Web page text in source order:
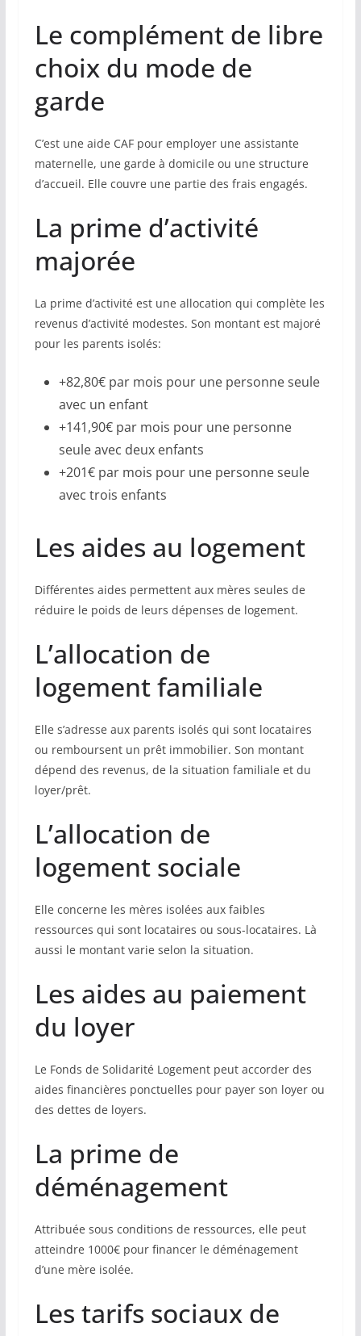
Le complément de libre
choix du mode de
garde
C’est une aide CAF pour employer une assistante
maternelle, une garde à domicile ou une structure
d’accueil. Elle couvre une partie des frais engagés.
La prime d’activité
majorée
La prime d’activité est une allocation qui complète les
revenus d’activité modestes. Son montant est majoré
pour les parents isolés:
+82,80€ par mois pour une personne seule
avec un enfant
+141,90€ par mois pour une personne
seule avec deux enfants
+201€ par mois pour une personne seule
avec trois enfants
Les aides au logement
Différentes aides permettent aux mères seules de
réduire le poids de leurs dépenses de logement.
L’allocation de
logement familiale
Elle s’adresse aux parents isolés qui sont locataires
ou remboursent un prêt immobilier. Son montant
dépend des revenus, de la situation familiale et du
loyer/prêt.
L’allocation de
logement sociale
Elle concerne les mères isolées aux faibles
ressources qui sont locataires ou sous-locataires. Là
aussi le montant varie selon la situation.
Les aides au paiement
du loyer
Le Fonds de Solidarité Logement peut accorder des
aides financières ponctuelles pour payer son loyer ou
des dettes de loyers.
La prime de
déménagement
Attribuée sous conditions de ressources, elle peut
atteindre 1000€ pour financer le déménagement
d’une mère isolée.
Les tarifs sociaux de